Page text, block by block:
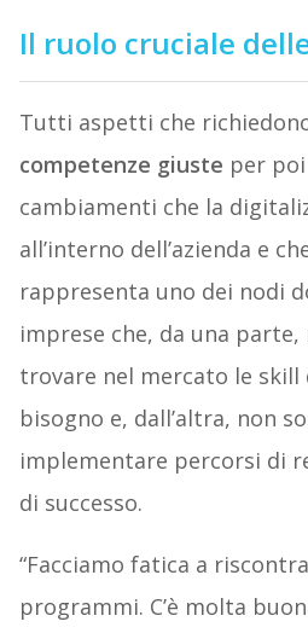
Il ruolo cruciale
Tutti aspetti che
competenze giuste per
cambiamenti che la
all’interno dell’azienda e
rappresenta uno dei nodi
imprese che, da una parte,
trovare nel mercato le skill
bisogno e, dall’altra, non
implementare percorsi di
di successo.
“Facciamo fatica a
programmi. C’è molta